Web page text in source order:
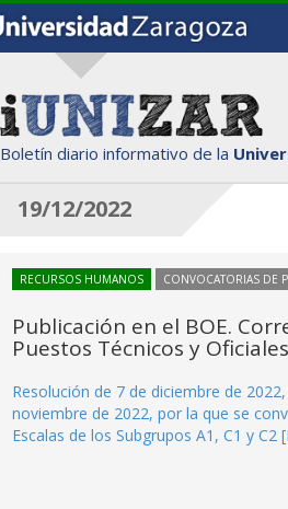
Boletín diario informativo de la
19/12/2022
RECURSOS HUMANOS CONVOCATORIAS DE
Publicación en el BOE.
Puestos Técnicos y
Resolución de 7 de diciembre de
noviembre de 2022, por la que se
Escalas de los Subgrupos A1, C1 y C2